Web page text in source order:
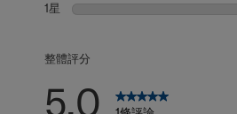
1星 星級
整體評分
5.0